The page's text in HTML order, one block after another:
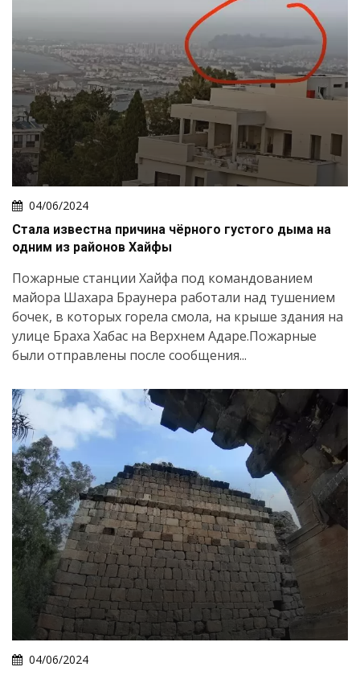
04/06/2024
Стала известна причина чёрного густого дыма на
одним из районов Хайфы
Пожарные станции Хайфа под командованием
майора Шахара Браунера работали над тушением
бочек, в которых горела смола, на крыше здания на
улице Браха Хабас на Верхнем Адаре.Пожарные
были отправлены после сообщения...
04/06/2024